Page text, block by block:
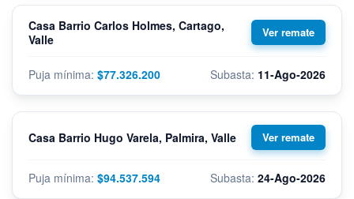
$77.326.200
Casa Barrio Carlos Holmes, Cartago,
Valle
11-Ago-2026
$94.537.594
Casa Barrio Hugo Varela, Palmira, Valle
24-Ago-2026